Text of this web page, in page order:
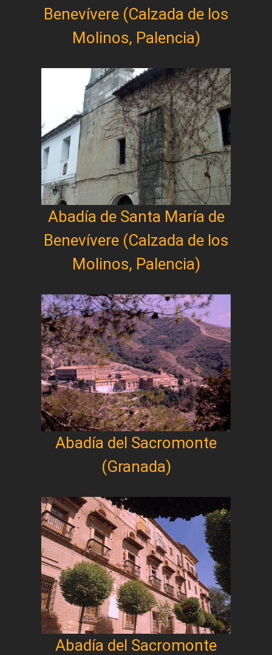
Benevívere (Calzada de los
Molinos, Palencia)
Abadía de Santa María de
Benevívere (Calzada de los
Molinos, Palencia)
Abadía del Sacromonte
(Granada)
Abadía del Sacromonte